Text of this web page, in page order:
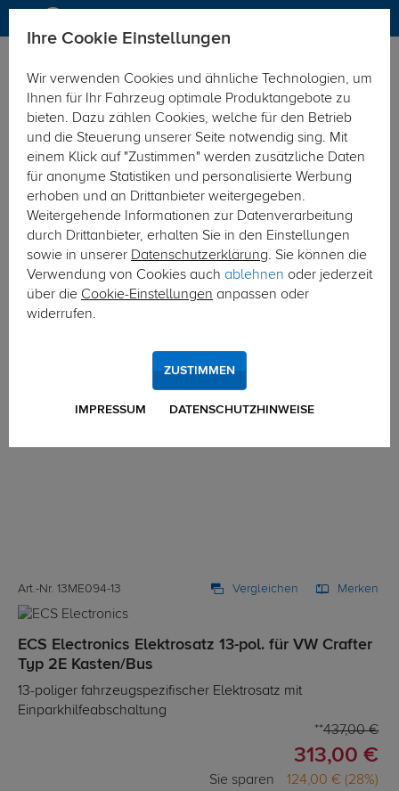
Hier geht's zur Fahrzeugübersicht: VW Crafter
Art.-Nr. 13ME094-13 Vergleichen Merken
ECS Electronics Elektrosatz 13-pol. für VW Crafter
Typ 2E Kasten/Bus
13-poliger fahrzeugspezifischer Elektrosatz mit
Einparkhilfeabschaltung
437,00 €
313,00 €
Sie sparen 124,00 € (28%)
Ihre Cookie Einstellungen
Wir verwenden Cookies und ähnliche Technologien, um
Ihnen für Ihr Fahrzeug optimale Produktangebote zu
bieten. Dazu zählen Cookies, welche für den Betrieb
und die Steuerung unserer Seite notwendig sing. Mit
einem Klick auf "Zustimmen" werden zusätzliche Daten
für anonyme Statistiken und personalisierte Werbung
erhoben und an Drittanbieter weitergegeben.
Weitergehende Informationen zur Datenverarbeitung
durch Drittanbieter, erhalten Sie in den Einstellungen
sowie in unserer Datenschutzerklärung. Sie können die
Verwendung von Cookies auch ablehnen oder jederzeit
über die Cookie-Einstellungen anpassen oder
widerrufen.
IMPRESSUM DATENSCHUTZHINWEISE
ZUSTIMMEN